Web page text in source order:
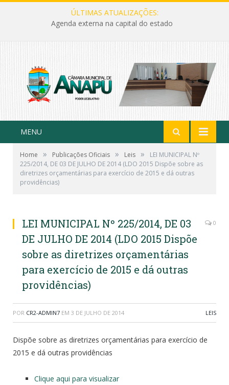
ÚLTIMAS ATUALIZAÇÕES:
Agenda externa na capital do estado
MENU
Home » Publicações Oficiais » Leis »
LEI MUNICIPAL Nº
225/2014, DE 03 DE JULHO DE 2014 (LDO 2015 Dispõe sobre as
diretrizes orçamentárias para exercício de 2015 e dá outras
providências)
LEI MUNICIPAL Nº 225/2014, DE 03
DE JULHO DE 2014 (LDO 2015 Dispõe
sobre as diretrizes orçamentárias
para exercício de 2015 e dá outras
providências)
0
POR CR2-ADMIN7 EM 3 DE JULHO DE 2014 LEIS
Dispõe sobre as diretrizes orçamentárias para exercício de
2015 e dá outras providências
Clique aqui para visualizar